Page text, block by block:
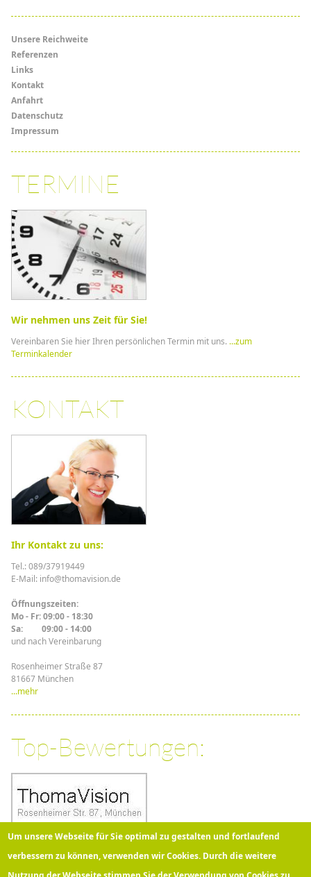
Menü
Links
Unsere Reichweite
Referenzen
Links
Kontakt
Anfahrt
Datenschutz
Impressum
TERMINE
Wir nehmen uns Zeit für Sie!
Vereinbaren Sie hier Ihren persönlichen Termin mit uns. ...zum
Terminkalender
KONTAKT
Ihr Kontakt zu uns:
Tel.: 089/37919449
E-Mail: info@thomavision.de
Öffnungszeiten:
Mo - Fr: 09:00 - 18:30
Sa: 09:00 - 14:00
und nach Vereinbarung
Rosenheimer Straße 87
81667 München
...mehr
Top-Bewertungen:
Um unsere Webseite für Sie optimal zu gestalten und fortlaufend
verbessern zu können, verwenden wir Cookies. Durch die weitere